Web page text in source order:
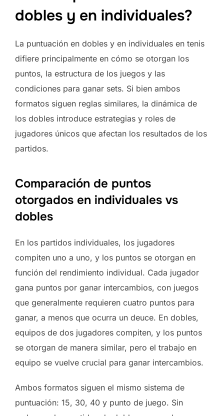
dobles y en individuales?
La puntuación en dobles y en individuales en tenis
difiere principalmente en cómo se otorgan los
puntos, la estructura de los juegos y las
condiciones para ganar sets. Si bien ambos
formatos siguen reglas similares, la dinámica de
los dobles introduce estrategias y roles de
jugadores únicos que afectan los resultados de los
partidos.
Comparación de puntos
otorgados en individuales vs
dobles
En los partidos individuales, los jugadores
compiten uno a uno, y los puntos se otorgan en
función del rendimiento individual. Cada jugador
gana puntos por ganar intercambios, con juegos
que generalmente requieren cuatro puntos para
ganar, a menos que ocurra un deuce. En dobles,
equipos de dos jugadores compiten, y los puntos
se otorgan de manera similar, pero el trabajo en
equipo se vuelve crucial para ganar intercambios.
Ambos formatos siguen el mismo sistema de
puntuación: 15, 30, 40 y punto de juego. Sin